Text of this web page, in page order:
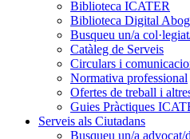
Biblioteca ICATER
Biblioteca Digital
Busqueu un/a
Catàleg de Serveis
Circulars i
Normativa professional
Ofertes de treball i
Guies Pràctiques
Serveis als Ciutadans
Busqueu un/a advocat/